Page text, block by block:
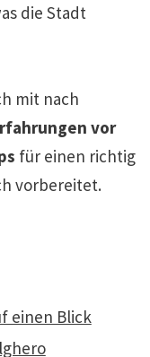
die Stadt
mit nach
vor
für einen richtig
vorbereitet.
einen Blick